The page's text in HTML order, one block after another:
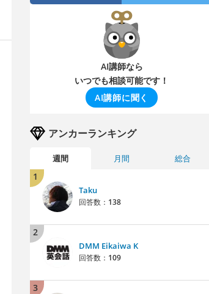
AI講師なら
いつでも相談可能です！
AI講師に聞く
アンカーランキング
週間 月間 総合
1
Taku
回答数： 138
2
DMM Eikaiwa K
回答数： 109
3